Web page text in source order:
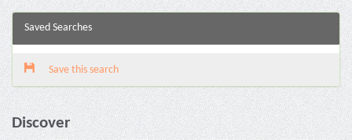
Saved Searches
Save this search
Discover